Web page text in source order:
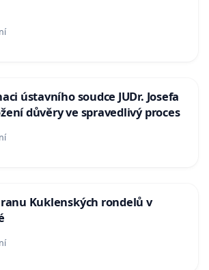
ústavního soudce JUDr. Josefa
důvěry ve spravedlivý proces
Kuklenských rondelů v